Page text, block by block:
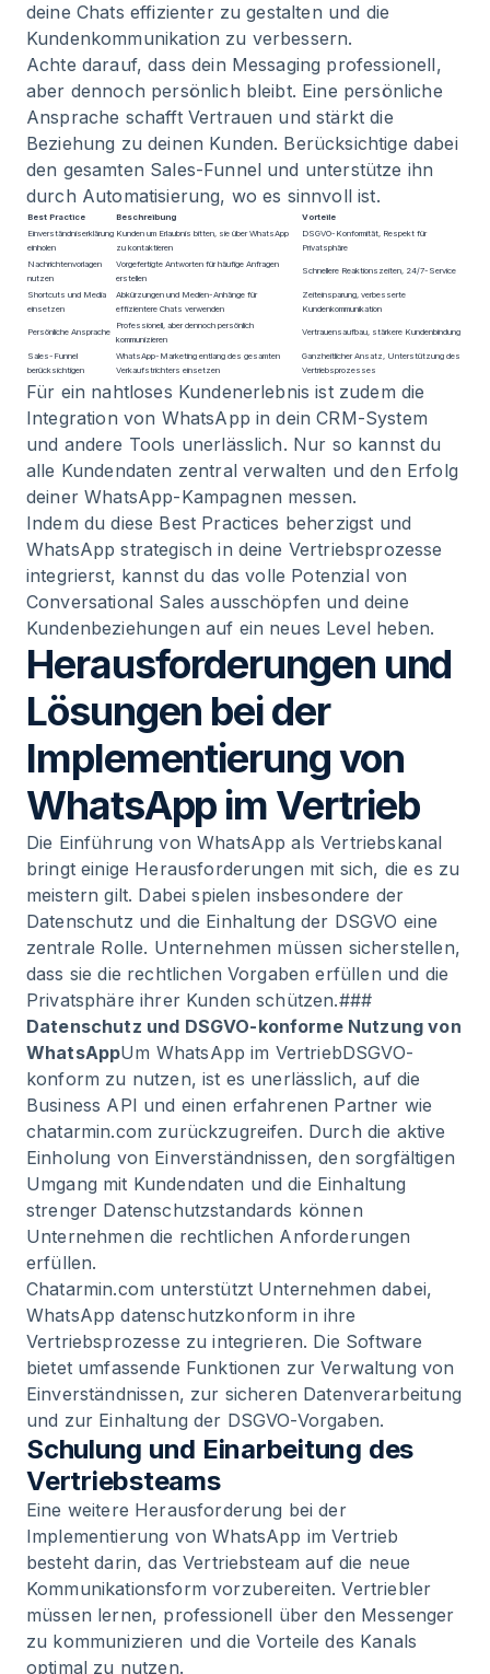
deine Chats effizienter zu gestalten und die
Kundenkommunikation zu verbessern.
Achte darauf, dass dein Messaging professionell,
aber dennoch persönlich bleibt. Eine persönliche
Ansprache schafft Vertrauen und stärkt die
Beziehung zu deinen Kunden. Berücksichtige dabei
den gesamten Sales-Funnel und unterstütze ihn
durch Automatisierung, wo es sinnvoll ist.
Best Practice Beschreibung
Vorteile
Einverständniserklärung
einholen
Kunden um Erlaubnis bitten, sie über WhatsApp
zu kontaktieren
DSGVO-Konformität, Respekt für
Privatsphäre
Nachrichtenvorlagen
nutzen
Vorgefertigte Antworten für häufige Anfragen
erstellen
Schnellere Reaktionszeiten, 24/7-Service
Shortcuts und Media
einsetzen
Abkürzungen und Medien-Anhänge für
effizientere Chats verwenden
Zeiteinsparung, verbesserte
Kundenkommunikation
Persönliche Ansprache
Professionell, aber dennoch persönlich
kommunizieren
Vertrauensaufbau, stärkere Kundenbindung
Sales-Funnel
berücksichtigen
WhatsApp-Marketing entlang des gesamten
Verkaufstrichters einsetzen
Ganzheitlicher Ansatz, Unterstützung des
Vertriebsprozesses
Für ein nahtloses Kundenerlebnis ist zudem die
Integration von WhatsApp in dein CRM-System
und andere Tools unerlässlich. Nur so kannst du
alle Kundendaten zentral verwalten und den Erfolg
deiner WhatsApp-Kampagnen messen.
Indem du diese Best Practices beherzigst und
WhatsApp strategisch in deine Vertriebsprozesse
integrierst, kannst du das volle Potenzial von
Conversational Sales ausschöpfen und deine
Kundenbeziehungen auf ein neues Level heben.
Herausforderungen und
Lösungen bei der
Implementierung von
WhatsApp im Vertrieb
Die Einführung von WhatsApp als Vertriebskanal
bringt einige Herausforderungen mit sich, die es zu
meistern gilt. Dabei spielen insbesondere der
Datenschutz und die Einhaltung der DSGVO eine
zentrale Rolle. Unternehmen müssen sicherstellen,
dass sie die rechtlichen Vorgaben erfüllen und die
Privatsphäre ihrer Kunden schützen.###
Datenschutz und DSGVO-konforme Nutzung von
WhatsAppUm WhatsApp im VertriebDSGVO-
konform zu nutzen, ist es unerlässlich, auf die
Business API und einen erfahrenen Partner wie
chatarmin.com zurückzugreifen. Durch die aktive
Einholung von Einverständnissen, den sorgfältigen
Umgang mit Kundendaten und die Einhaltung
strenger Datenschutzstandards können
Unternehmen die rechtlichen Anforderungen
erfüllen.
Chatarmin.com unterstützt Unternehmen dabei,
WhatsApp datenschutzkonform in ihre
Vertriebsprozesse zu integrieren. Die Software
bietet umfassende Funktionen zur Verwaltung von
Einverständnissen, zur sicheren Datenverarbeitung
und zur Einhaltung der DSGVO-Vorgaben.
Schulung und Einarbeitung des
Vertriebsteams
Eine weitere Herausforderung bei der
Implementierung von WhatsApp im Vertrieb
besteht darin, das Vertriebsteam auf die neue
Kommunikationsform vorzubereiten. Vertriebler
müssen lernen, professionell über den Messenger
zu kommunizieren und die Vorteile des Kanals
optimal zu nutzen.